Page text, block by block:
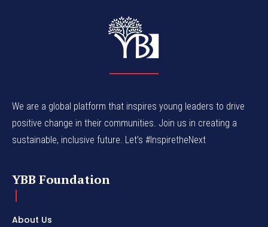
We are a global platform that inspires young leaders to drive
positive change in their communities. Join us in creating a
sustainable, inclusive future. Let’s #InspiretheNext
YBB Foundation
About Us